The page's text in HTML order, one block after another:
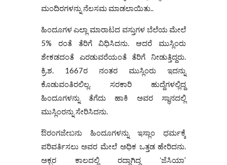
ಮಂದಿರಗಳನ್ನು ನೆಲಸಮ ಮಾಡಲಾಯಿತು..
ಹಿಂದೂಗಳ ಎಲ್ಲಾ ಮಾರಾಟದ ವಸ್ತುಗಳ ಬೆಲೆಯ ಮೇಲೆ
5% ರಂತೆ ತೆರಿಗೆ ವಿಧಿಸಿದನು. ಆದರೆ ಮುಸ್ಲಿಂರು
ಶೇಕಡದಂತೆ ಎರಡುವರೆಯಂತೆ ತೆರಿಗೆ ನೀಡುತ್ತಿದ್ದರು.
ಕ್ರಿ.ಶ. 1667ರ ನಂತರ ಮುಸ್ಲಿಂರು ಇದನ್ನು
ಕೊಡುವಂತಿರಲಿಲ್ಲ. ಸರಕಾರಿ ಹುದ್ದೆಗಳಲ್ಲಿದ್ದ
ಹಿಂದೂಗಳನ್ನು ತೆಗೆದು ಹಾಕಿ ಅವರ ಸ್ಥಾನದಲ್ಲಿ
ಮುಸ್ಲಿಂರನ್ನು ಸೇರಿಸಿದನು.
ಔರಂಗಜೇಬನು ಹಿಂದೂಗಳನ್ನು ಇಸ್ಲಾಂ ಧರ್ಮಕ್ಕೆ
ಪರಿವರ್ತಿಸಲು ಅವರ ಮೇಲೆ ಅಧಿಕ ಒತ್ತಡ ಹೇರಿದನು.
ಅಕ್ಬರ ಕಾಲದಲ್ಲಿ ರದ್ದಾಗಿದ್ದ ʻಜೆಸಿಯಾ’